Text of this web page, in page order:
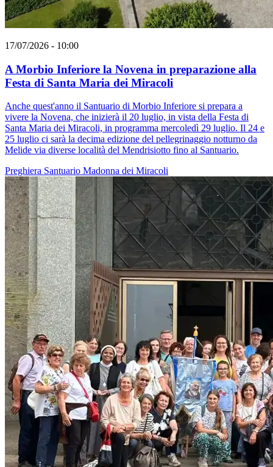
17/07/2026 - 10:00
A Morbio Inferiore la Novena in preparazione alla
Festa di Santa Maria dei Miracoli
Anche quest'anno il Santuario di Morbio Inferiore si prepara a
vivere la Novena, che inizierà il 20 luglio, in vista della Festa di
Santa Maria dei Miracoli, in programma mercoledì 29 luglio. Il 24 e
25 luglio ci sarà la decima edizione del pellegrinaggio notturno da
Melide via diverse località del Mendrisiotto fino al Santuario.
Preghiera Santuario Madonna dei Miracoli